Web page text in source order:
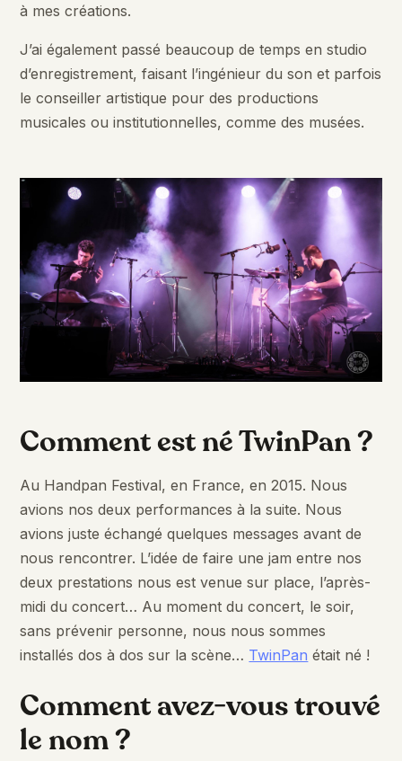
à mes créations.
J’ai également passé beaucoup de temps en studio
d’enregistrement, faisant l’ingénieur du son et parfois
le conseiller artistique pour des productions
musicales ou institutionnelles, comme des musées.
Comment est né TwinPan ?
Au Handpan Festival, en France, en 2015. Nous
avions nos deux performances à la suite. Nous
avions juste échangé quelques messages avant de
nous rencontrer. L’idée de faire une jam entre nos
deux prestations nous est venue sur place, l’après-
midi du concert… Au moment du concert, le soir,
sans prévenir personne, nous nous sommes
installés dos à dos sur la scène… TwinPan était né !
Comment avez-vous trouvé
le nom ?